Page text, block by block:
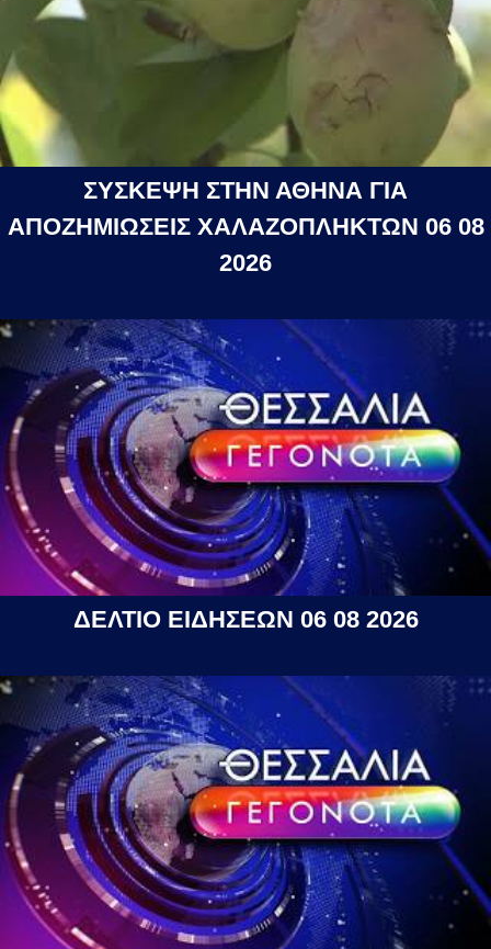
ΣΥΣΚΕΨΗ ΣΤΗΝ ΑΘΗΝΑ ΓΙΑ
ΑΠΟΖΗΜΙΩΣΕΙΣ ΧΑΛΑΖΟΠΛΗΚΤΩΝ 06 08
2026
ΔΕΛΤΙΟ ΕΙΔΗΣΕΩΝ 06 08 2026